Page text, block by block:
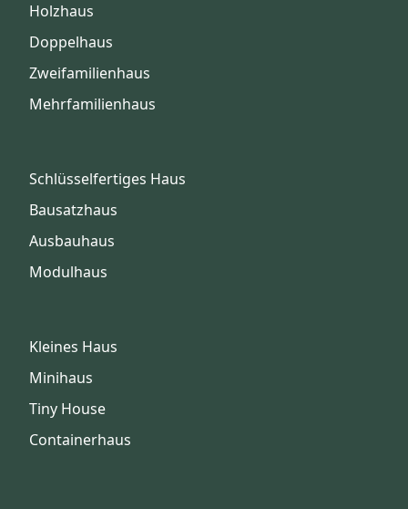
Holzhaus
Doppelhaus
Zweifamilienhaus
Mehrfamilienhaus
Schlüsselfertiges Haus
Bausatzhaus
Ausbauhaus
Modulhaus
Kleines Haus
Minihaus
Tiny House
Containerhaus